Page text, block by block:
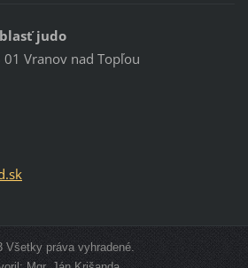
judo
Vranov nad Topľou
Všetky práva vyhradené.